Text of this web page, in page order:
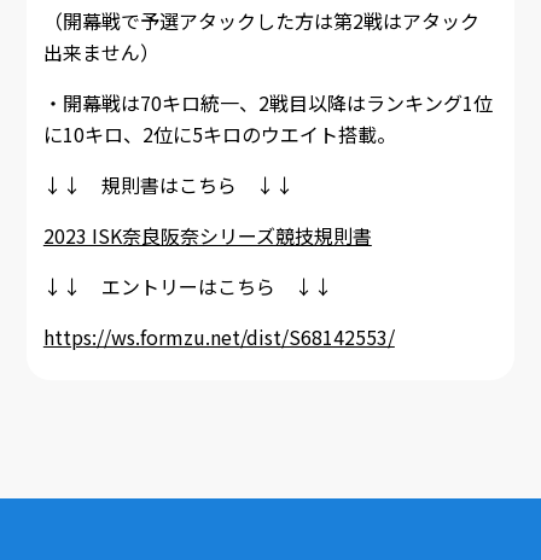
（開幕戦で予選アタックした方は第2戦はアタック
出来ません）
・開幕戦は70キロ統一、2戦目以降はランキング1位
に10キロ、2位に5キロのウエイト搭載。
↓↓ 規則書はこちら ↓↓
2023 ISK奈良阪奈シリーズ競技規則書
↓↓ エントリーはこちら ↓↓
https://ws.formzu.net/dist/S68142553/